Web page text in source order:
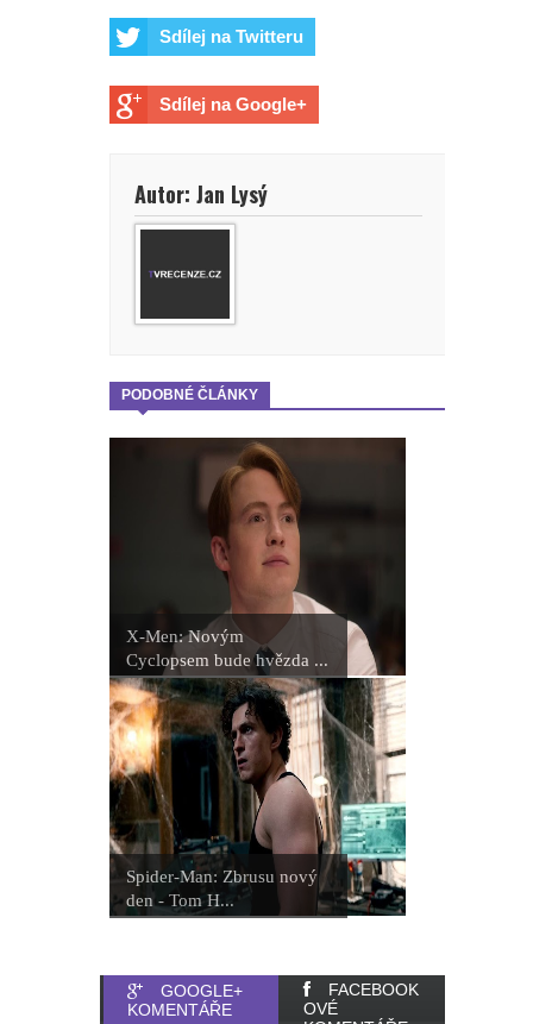
Sdílej na Twitteru
Sdílej na Google+
Autor: Jan Lysý
PODOBNÉ ČLÁNKY
X-Men: Novým
Cyclopsem bude hvězda ...
Spider-Man: Zbrusu nový
den - Tom H...
GOOGLE+
KOMENTÁŘE
FACEBOOK
OVÉ